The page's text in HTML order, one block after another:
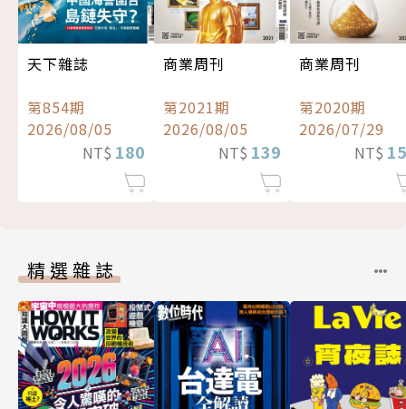
天下雜誌
第854期
2026/08/05
NT$ 180
商業周刊
第2021期
2026/08/05
NT$ 139
商業周刊
第2020期
2026/07/29
NT$
精選雜誌